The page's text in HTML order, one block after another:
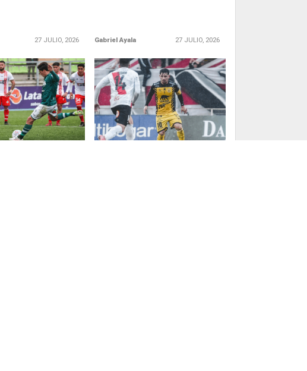
27 JULIO, 2026 Gabriel Ayala 27 JULIO, 2026
LEER MÁS LEER MÁS